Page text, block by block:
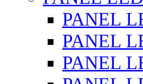
PANEL
PANEL
PANEL